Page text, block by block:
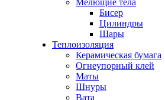
Мелющие тела
Бисер
Цилиндры
Шары
Теплоизоляция
Керамическая бумага
Огнеупорный клей
Маты
Шнуры
Вата